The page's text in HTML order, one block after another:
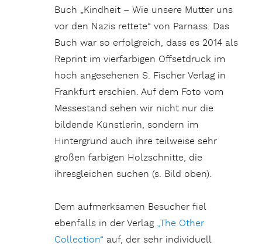
Buch „Kindheit – Wie unsere Mutter uns
vor den Nazis rettete“ von Parnass. Das
Buch war so erfolgreich, dass es 2014 als
Reprint im vierfarbigen Offsetdruck im
hoch angesehenen S. Fischer Verlag in
Frankfurt erschien. Auf dem Foto vom
Messestand sehen wir nicht nur die
bildende Künstlerin, sondern im
Hintergrund auch ihre teilweise sehr
großen farbigen Holzschnitte, die
ihresgleichen suchen (s. Bild oben).
Dem aufmerksamen Besucher fiel
ebenfalls in der Verlag „The Other
Collection“ auf, der sehr individuell